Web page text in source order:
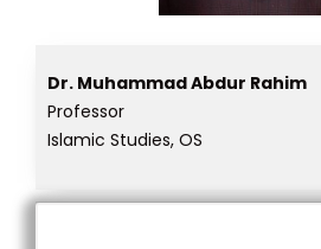
Dr. Muhammad Abdur Rahim
Professor
Islamic Studies, OS